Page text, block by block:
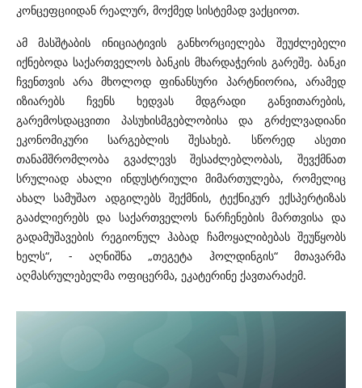
კონცეფციიდან რეალურ, მოქმედ სისტემად ვაქციოთ.
ამ მასშტაბის ინიციატივის განხორციელება შეუძლებელი
იქნებოდა საქართველოს ბანკის მხარდაჭერის გარეშე. ბანკი
ჩვენთვის არა მხოლოდ ფინანსური პარტნიორია, არამედ
იზიარებს ჩვენს ხედვას მდგრადი განვითარების,
გარემოსდაცვითი პასუხისმგებლობისა და გრძელვადიანი
ეკონომიკური სარგებლის შესახებ. სწორედ ასეთი
თანამშრომლობა გვაძლევს შესაძლებლობას, შევქმნათ
სრულიად ახალი ინდუსტრიული მიმართულება, რომელიც
ახალ სამუშაო ადგილებს შექმნის, ტექნიკურ ექსპერტიზას
გააძლიერებს და საქართველოს ნარჩენების მართვისა და
გადამუშავების რეგიონულ ჰაბად ჩამოყალიბებას შეუწყობს
ხელს“, - აღნიშნა „თეგეტა ჰოლდინგის“ მთავარმა
აღმასრულებელმა ოფიცერმა, ეკატერინე ქავთარაძემ.